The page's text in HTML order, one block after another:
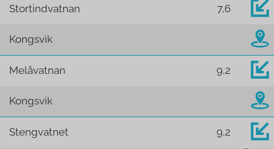
Stortindvatnan 7,6
Kongsvik
Melåvatnan 9,2
Kongsvik
Stengvatnet 9,2